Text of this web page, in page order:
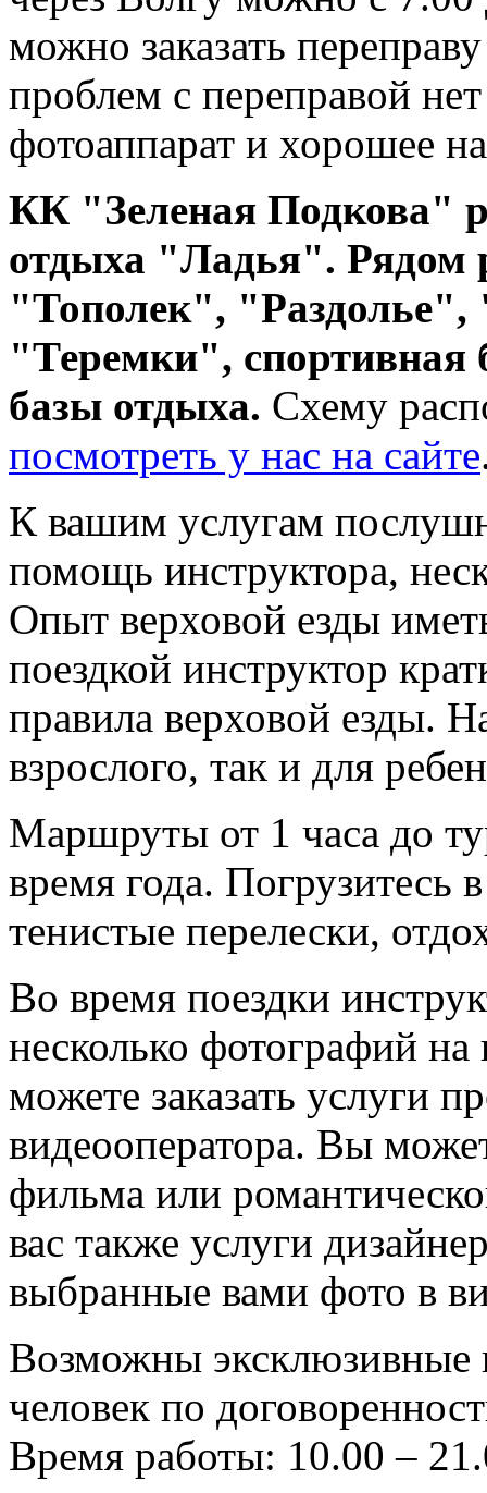
можно заказать
проблем с переправой
фотоаппарат и хорошее
КК "Зеленая Подкова"
отдыха "Ладья". Рядом
"Тополек",
"Теремки", спортивная
базы отдыха. Схему
посмотреть у нас на сайте
К вашим услугам
помощь инструктора,
Опыт верховой езды
поездкой инструктор
правила верховой езды.
взрослого, так и для
Маршруты от 1 часа до
время года. Погрузитесь
тенистые перелески,
Во время поездки
несколько фотографий
можете заказать услуги
видеооператора. Вы
фильма или
вас также услуги
выбранные вами фото в
Возможны эксклюзивные
человек по
Время работы: 10.00 –